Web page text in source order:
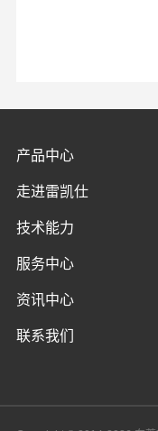
产品中心
走进雷凯仕
技术能力
服务中心
资讯中心
联系我们